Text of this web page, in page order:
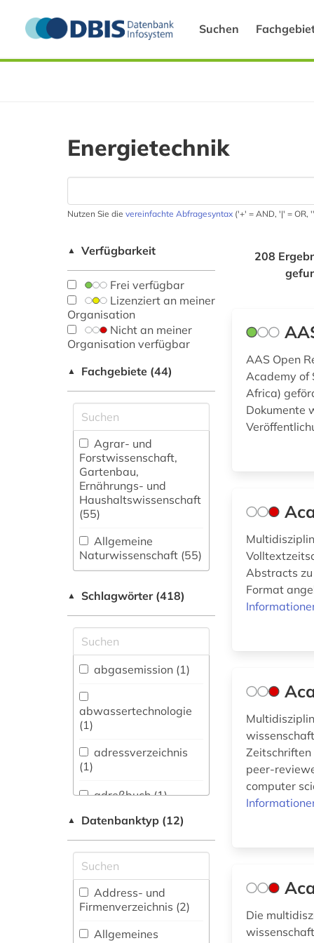
Suchen
Energietechnik
Nutzen Sie die vereinfachte Abfragesyntax ('+' = AND, '|' = OR,
▲ Verfügbarkeit
Frei verfügbar
Lizenziert an meiner
Organisation
Nicht an meiner
Organisation verfügbar
▲ Fachgebiete (44)
Agrar- und
Forstwissenschaft,
Gartenbau,
Ernährungs- und
Haushaltswissenschaft
(55)
Allgemeine
Naturwissenschaft (55)
fachübergreifende
Allgemeine und
vergleichende Sprach-
und
Literaturwissenschaft.
Indogermanistik.
Außereuropäische
Sprachen und
Anglistik.
Vermessungswesen
(69)
Biologie,
Biotechnologie (87)
▲ Schlagwörter (418)
abgasemission (1)
abwassertechnologie
(1)
adressverzeichnis
(1)
adreßbuch (1)
aerospace (1)
agrarwirtchaft (1)
anlagenbau (1)
anlagentechnik (1)
arbeit (3)
▲ Datenbanktyp (12)
Address- und
Firmenverzeichnis (2)
Allgemeines
208
AAS Open
Academy of
Africa)
Dokumente
Abstracts
Format
peer-
computer
Die